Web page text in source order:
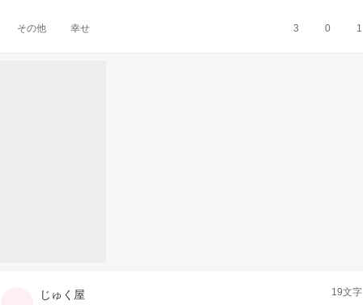
その他 幸せ 3 0 1
じゅく屋 19文字